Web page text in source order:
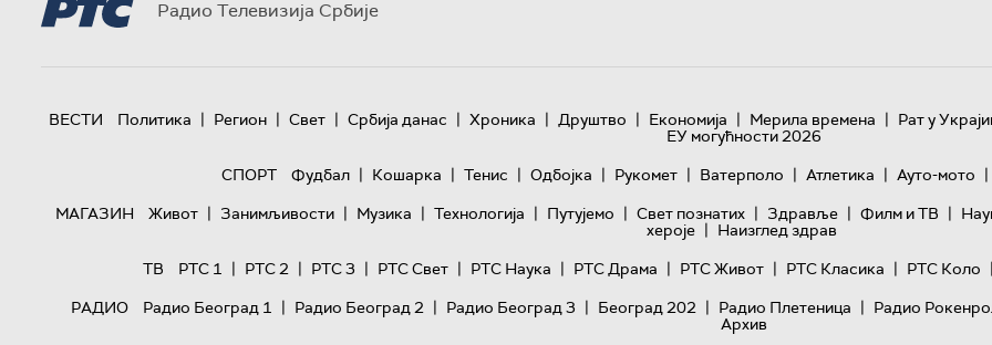
Радио Телевизија Србије
ВЕСТИ Политика | Регион | Свет | Србија данас | Хроника | Друштво | Економија | Мерила времена | Рат у
ЕУ могућности 2026
СПОРТ
Фудбал | Кошарка | Тенис | Одбојка | Рукомет | Ватерполо | Атлетика | Ауто-мото |
МАГАЗИН
Живот | Занимљивости | Музика | Технологијa | Путујемо | Свет познатих | Здравље | Филм и ТВ |
хероје | Наизглед здрав
ТВ
РТС 1 | РТС 2 | РТС 3 | РТС Свет | РТС Наука | РТС Драма | РТС Живот | РТС Класика | РТС Коло |
РАДИО
Радио Београд 1 | Радио Београд 2 | Радио Београд 3 | Београд 202 | Радио Плетеница | Радио
Архив